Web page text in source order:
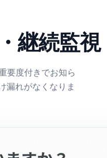
継続監視
要度付きでお知ら
漏れがなくなりま